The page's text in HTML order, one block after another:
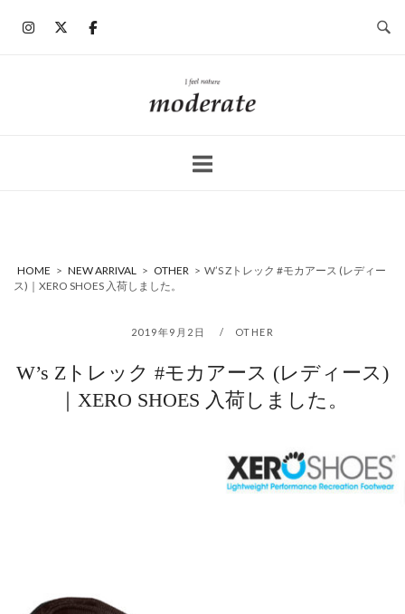
ホ
ー
HOME > NEW ARRIVAL > OTHER > W’S Zトレック #モカアース (レディー
ス)｜XERO SHOES 入荷しました。
2019年9月2日 OTHER
W’s Zトレック #モカアース (レディース)
｜XERO SHOES 入荷しました。